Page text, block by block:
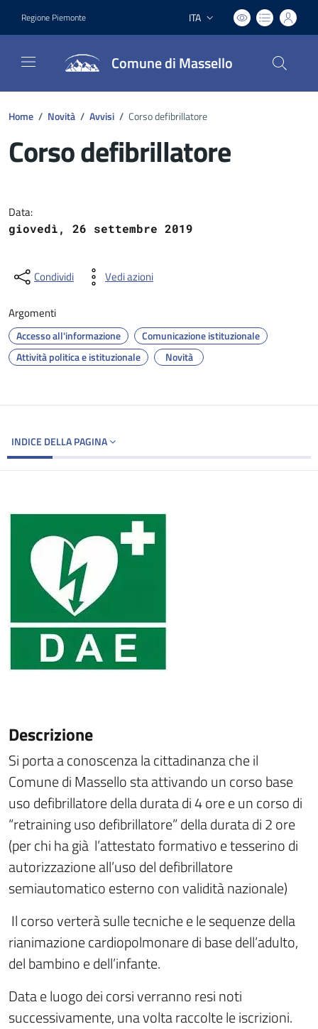
Regione Piemonte Lingua attiva:
ITA
Comune di Massello
Home / Novità / Avvisi / Corso defibrillatore
Corso defibrillatore
Data:
giovedì, 26 settembre 2019
Condividi Vedi azioni
Argomenti
Accesso all'informazione
Comunicazione istituzionale
Attività politica e istituzionale
Novità
INDICE DELLA PAGINA
Descrizione
Si porta a conoscenza la cittadinanza che il
Comune di Massello sta attivando un corso base
uso defibrillatore della durata di 4 ore e un corso di
“retraining uso defibrillatore” della durata di 2 ore
(per chi ha già l’attestato formativo e tesserino di
autorizzazione all’uso del defibrillatore
semiautomatico esterno con validità nazionale)
Il corso verterà sulle tecniche e le sequenze della
rianimazione cardiopolmonare di base dell’adulto,
del bambino e dell’infante.
Data e luogo dei corsi verranno resi noti
successivamente, una volta raccolte le iscrizioni.